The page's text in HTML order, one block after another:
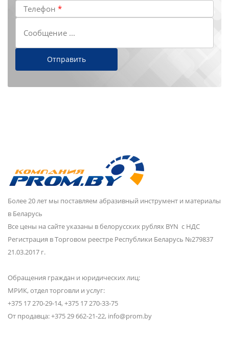
Телефон *
Сообщение ...
Более 20 лет мы поставляем абразивный инструмент и материалы
в Беларусь
Все цены на сайте указаны в белорусских рублях BYN с НДС
Регистрация в Торговом реестре Республики Беларусь №279837
21.03.2017 г.
Обращения граждан и юридических лиц:
МРИК, отдел торговли и услуг:
+375 17 270-29-14, +375 17 270-33-75
От продавца: +375 29 662-21-22, info@prom.by